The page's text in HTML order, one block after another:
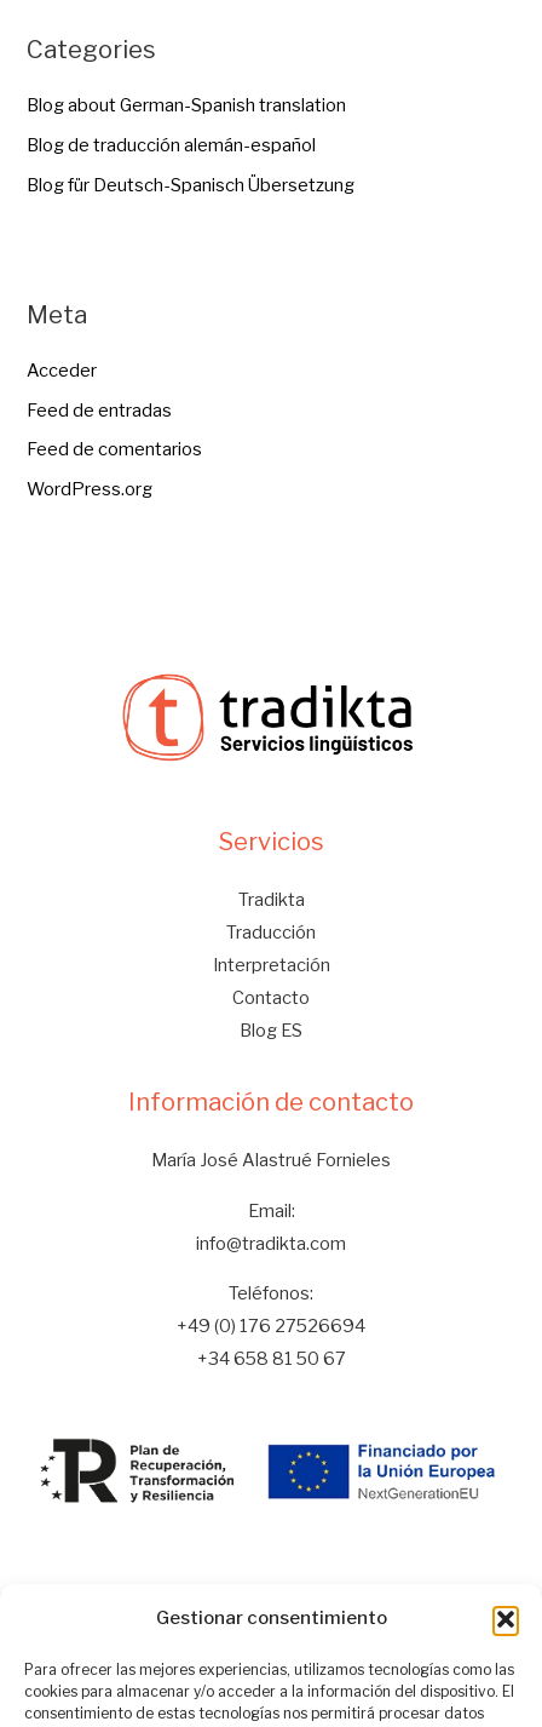
Gestionar consentimiento
Para ofrecer las mejores experiencias, utilizamos tecnologías como las
cookies para almacenar y/o acceder a la información del dispositivo. El
consentimiento de estas tecnologías nos permitirá procesar datos
Categories
Blog about German-Spanish translation
Blog de traducción alemán-español
Blog für Deutsch-Spanisch Übersetzung
Meta
Acceder
Feed de entradas
Feed de comentarios
WordPress.org
Servicios
Tradikta
Traducción
Interpretación
Contacto
Blog ES
Información de contacto
María José Alastrué Fornieles
Email:
info@tradikta.com
Teléfonos:
+49 (0) 176 27526694
+34 658 81 50 67
Generation (EU) del Mecanismo de Recuperación y
Resilencia